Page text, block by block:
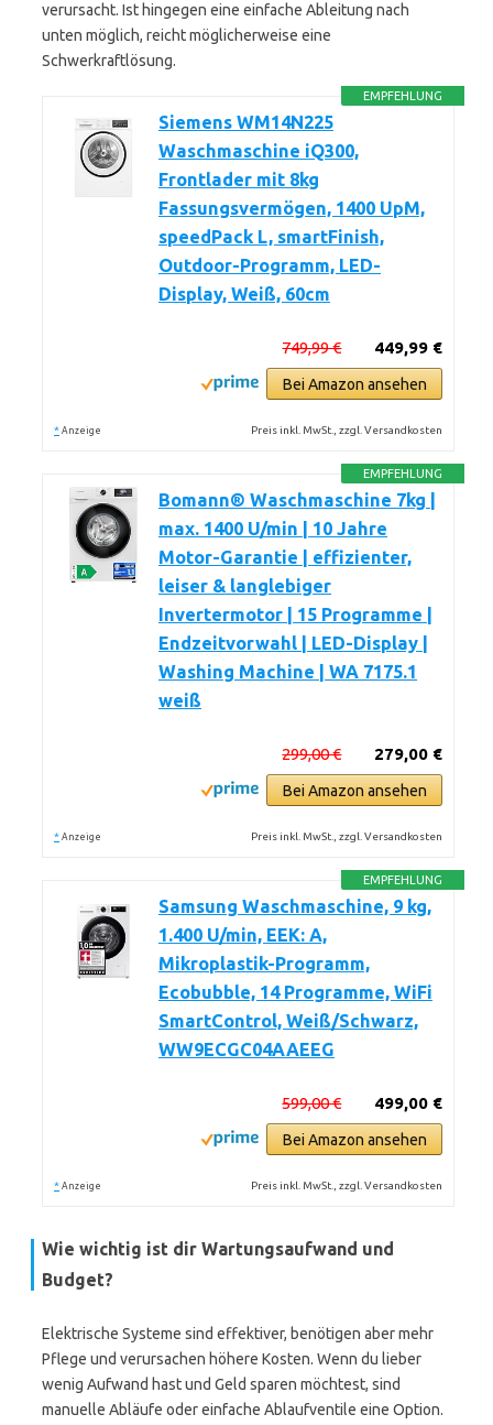
verursacht. Ist hingegen eine einfache Ableitung nach
unten möglich, reicht möglicherweise eine
Schwerkraftlösung.
EMPFEHLUNG
Siemens WM14N225
Waschmaschine iQ300,
Frontlader mit 8kg
Fassungsvermögen, 1400 UpM,
speedPack L, smartFinish,
Outdoor-Programm, LED-
Display, Weiß, 60cm
449,99 €
749,99 €
Bei Amazon ansehen
* Anzeige Preis inkl. MwSt., zzgl. Versandkosten
EMPFEHLUNG
Bomann® Waschmaschine 7kg |
max. 1400 U/min | 10 Jahre
Motor-Garantie | effizienter,
leiser & langlebiger
Invertermotor | 15 Programme |
Endzeitvorwahl | LED-Display |
Washing Machine | WA 7175.1
weiß
279,00 €
299,00 €
Bei Amazon ansehen
* Anzeige Preis inkl. MwSt., zzgl. Versandkosten
EMPFEHLUNG
Samsung Waschmaschine, 9 kg,
1.400 U/min, EEK: A,
Mikroplastik-Programm,
Ecobubble, 14 Programme, WiFi
SmartControl, Weiß/Schwarz,
WW9ECGC04AAEEG
499,00 €
599,00 €
Bei Amazon ansehen
* Anzeige Preis inkl. MwSt., zzgl. Versandkosten
Wie wichtig ist dir Wartungsaufwand und
Budget?
Elektrische Systeme sind effektiver, benötigen aber mehr
Pflege und verursachen höhere Kosten. Wenn du lieber
wenig Aufwand hast und Geld sparen möchtest, sind
manuelle Abläufe oder einfache Ablaufventile eine Option.